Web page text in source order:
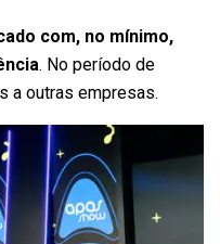
com, no mínimo,
. No período de
a outras empresas.